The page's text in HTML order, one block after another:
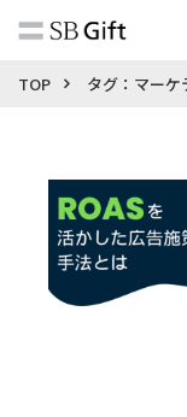
TOP タグ：マーケ